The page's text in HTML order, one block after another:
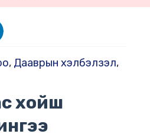
, Дааврын хэлбэлзэл,
хойш